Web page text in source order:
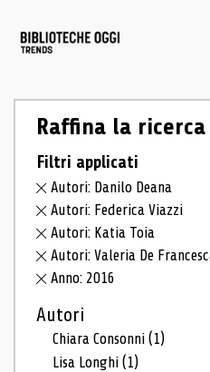
Raffina la ricerca
Filtri applicati
Autori: Danilo Deana
Autori: Federica Viazzi
Autori: Katia Toia
Autori: Valeria De
Anno: 2016
Autori
Chiara Consonni(1)
Lisa Longhi(1)